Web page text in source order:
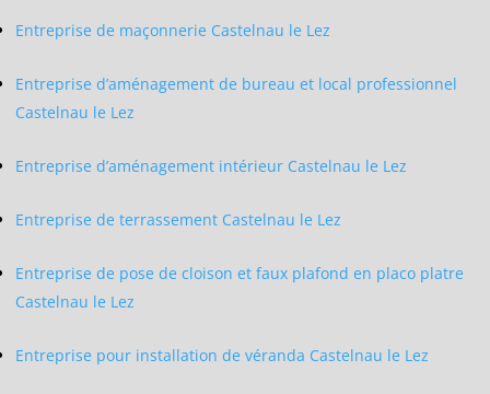
Entreprise de maçonnerie Castelnau le Lez
Entreprise d’aménagement de bureau et local professionnel
Castelnau le Lez
Entreprise d’aménagement intérieur Castelnau le Lez
Entreprise de terrassement Castelnau le Lez
Entreprise de pose de cloison et faux plafond en placo platre
Castelnau le Lez
Entreprise pour installation de véranda Castelnau le Lez